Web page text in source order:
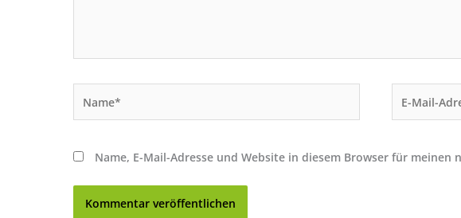
Mail-
Name, E-Mail-Adresse und Website in diesem Browser für meinen